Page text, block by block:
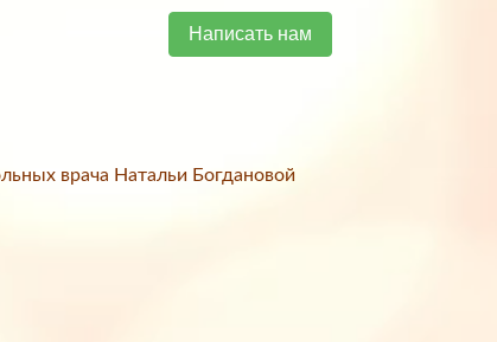
Написать нам
врача Натальи Богдановой